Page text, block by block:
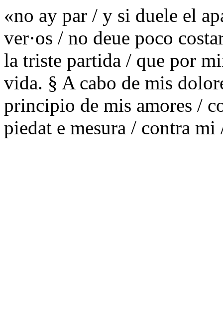
«no ay par / y si duele el
ver·os / no deue poco
la triste partida / que por
vida. § A cabo de mis
principio de mis amores /
piedat e mesura / contra mi